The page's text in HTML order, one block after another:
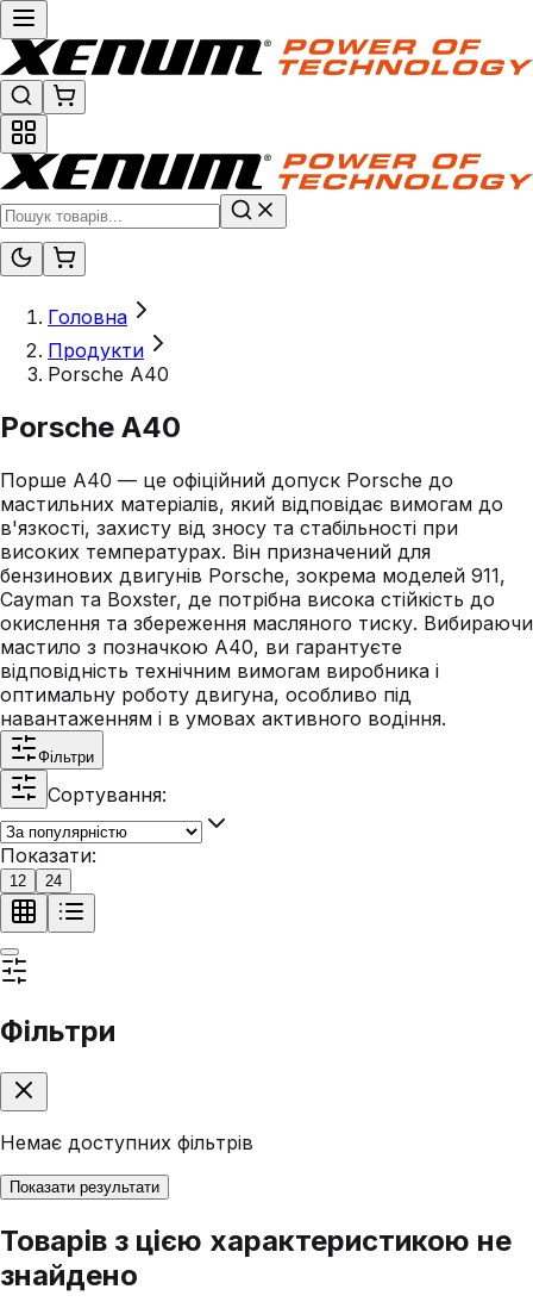
Головна
Продукти
Porsche A40
Porsche A40
Порше A40 — це офіційний допуск Porsche до
мастильних матеріалів, який відповідає вимогам до
в'язкості, захисту від зносу та стабільності при
високих температурах. Він призначений для
бензинових двигунів Porsche, зокрема моделей 911,
Cayman та Boxster, де потрібна висока стійкість до
окислення та збереження масляного тиску. Вибираючи
мастило з позначкою A40, ви гарантуєте
відповідність технічним вимогам виробника і
оптимальну роботу двигуна, особливо під
навантаженням і в умовах активного водіння.
Фільтри
Сортування:
Показати:
12 24
Фільтри
Немає доступних фільтрів
Показати результати
Товарів з цією характеристикою не
знайдено